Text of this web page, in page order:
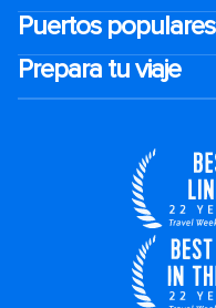
Puertos populares
Prepara tu viaje